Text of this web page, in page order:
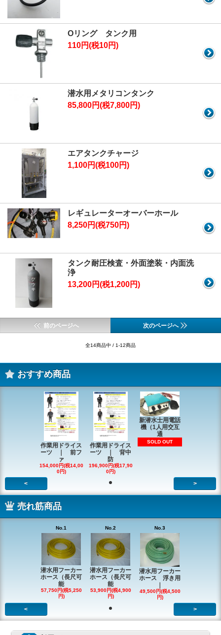
Oリング タンク用
110円(税10円)
潜水用メタリコンタンク
85,800円(税7,800円)
エアタンクチャージ
1,100円(税100円)
レギュレーターオーバーホール
8,250円(税750円)
タンク耐圧検査・外面塗装・内面洗
浄
13,200円(税1,200円)
前のページへ 次のページへ
全14商品中 / 1-12商品
おすすめ商品
作業用ドライス
ーツ ｜ 前フ
ァ
154,000円(税14,00
0円)
作業用ドライス
ーツ ｜ 背中
防
196,900円(税17,90
0円)
新潜水士用電話
機（1人用交互
通
SOLD OUT
< >
売れ筋商品
No.1
潜水用フーカー
ホース（長尺可
能
57,750円(税5,250
円)
No.2
潜水用フーカー
ホース（長尺可
能
53,900円(税4,900
円)
No.3
潜水用フーカー
ホース 浮き用
49,500円(税4,500
円)
< >